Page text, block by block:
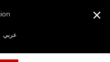
عربي
